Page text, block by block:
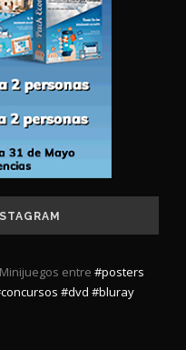
entre #posters
#dvd #bluray